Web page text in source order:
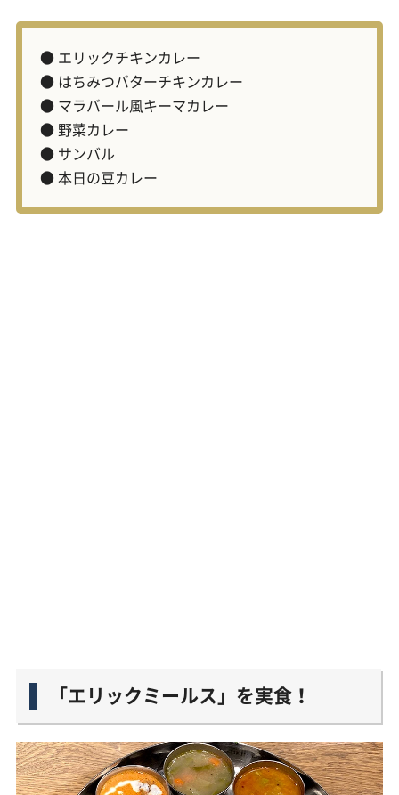
● エリックチキンカレー
● はちみつバターチキンカレー
● マラバール風キーマカレー
● 野菜カレー
● サンバル
● 本日の豆カレー
「エリックミールス」を実食！